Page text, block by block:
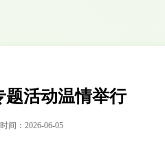
题活动温情举行
间：2026-06-05